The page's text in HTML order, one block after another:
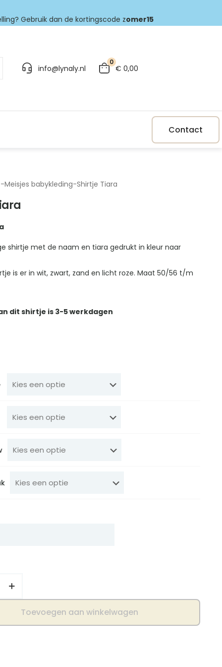
Gebruik dan de kortingscode zomer15
info@lynaly.nl
0
€ 0,00
Contact
-Meisjes babykleding-Shirtje Tiara
shirtje met de naam en tiara gedrukt in kleur naar
is er in wit, zwart, zand en licht roze. Maat 50/56 t/m
dit shirtje is 3-5 werkdagen
Toevoegen aan winkelwagen